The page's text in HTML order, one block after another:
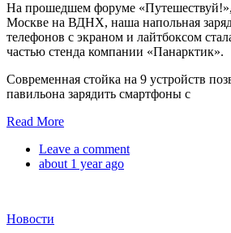
На прошедшем форуме
Москве на ВДНХ, наша напольная
телефонов с экраном и лайтбоксом
частью стенда компании «Панарктик».
Современная стойка на 9 устройств
павильона зарядить смартфоны с
Read More
Leave a comment
about 1 year ago
Новости